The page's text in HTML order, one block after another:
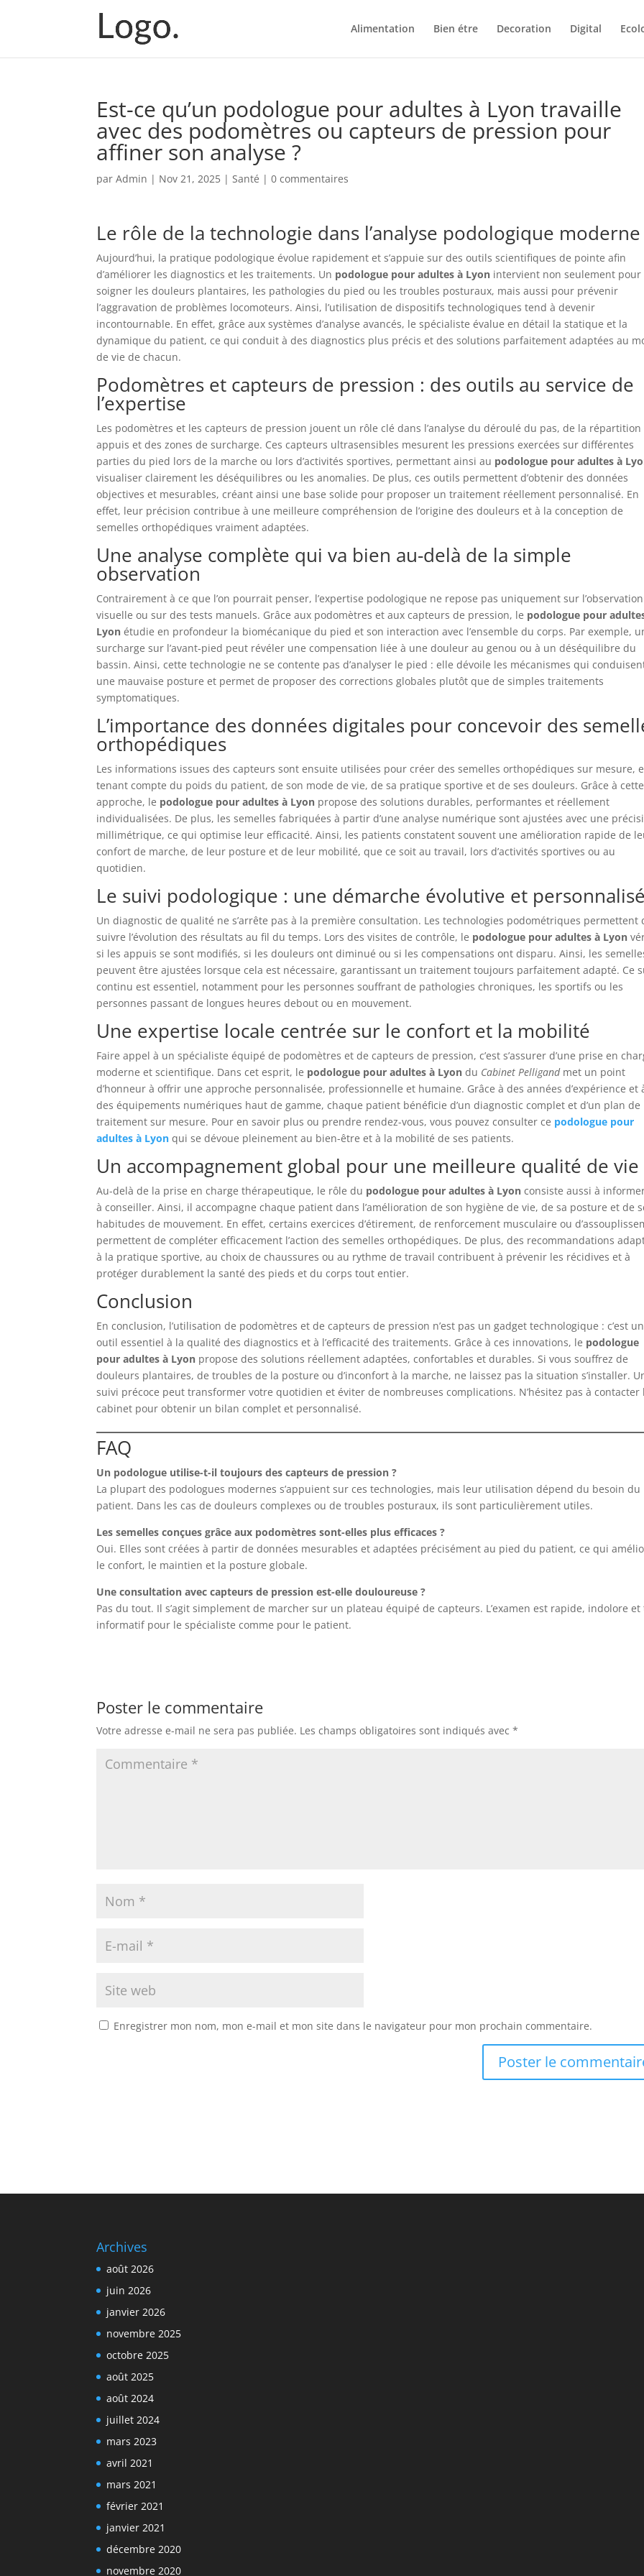
Alimentation Bien étre Decoration Digital
Est-ce qu’un podologue pour adultes à Lyon travaille
avec des podomètres ou capteurs de pression pour
affiner son analyse ?
parAdmin | Nov 21, 2025 |Santé |0 commentaires
Le rôle de la technologie dans l’analyse podologique moderne
Aujourd’hui, la pratique podologique évolue rapidement et s’appuie sur des outils scientifiques de pointe afin
d’améliorer les diagnostics et les traitements. Un podologue pour adultes à Lyon intervient non seulement pour
soigner les douleurs plantaires, les pathologies du pied ou les troubles posturaux, mais aussi pour prévenir
l’aggravation de problèmes locomoteurs. Ainsi, l’utilisation de dispositifs technologiques tend à devenir
incontournable. En effet, grâce aux systèmes d’analyse avancés, le spécialiste évalue en détail la statique et la
dynamique du patient, ce qui conduit à des diagnostics plus précis et des solutions parfaitement adaptées au
de vie de chacun.
Podomètres et capteurs de pression : des outils au service de
l’expertise
Les podomètres et les capteurs de pression jouent un rôle clé dans l’analyse du déroulé du pas, de la répartition
appuis et des zones de surcharge. Ces capteurs ultrasensibles mesurent les pressions exercées sur différentes
parties du pied lors de la marche ou lors d’activités sportives, permettant ainsi au podologue pour adultes à
visualiser clairement les déséquilibres ou les anomalies. De plus, ces outils permettent d’obtenir des données
objectives et mesurables, créant ainsi une base solide pour proposer un traitement réellement personnalisé. En
effet, leur précision contribue à une meilleure compréhension de l’origine des douleurs et à la conception de
semelles orthopédiques vraiment adaptées.
Une analyse complète qui va bien au-delà de la simple
observation
Contrairement à ce que l’on pourrait penser, l’expertise podologique ne repose pas uniquement sur l’observation
visuelle ou sur des tests manuels. Grâce aux podomètres et aux capteurs de pression, le podologue pour
Lyon étudie en profondeur la biomécanique du pied et son interaction avec l’ensemble du corps. Par exemple,
surcharge sur l’avant-pied peut révéler une compensation liée à une douleur au genou ou à un déséquilibre du
bassin. Ainsi, cette technologie ne se contente pas d’analyser le pied : elle dévoile les mécanismes qui
une mauvaise posture et permet de proposer des corrections globales plutôt que de simples traitements
symptomatiques.
L’importance des données digitales pour concevoir des
orthopédiques
Les informations issues des capteurs sont ensuite utilisées pour créer des semelles orthopédiques sur mesure,
tenant compte du poids du patient, de son mode de vie, de sa pratique sportive et de ses douleurs. Grâce à cette
approche, le podologue pour adultes à Lyon propose des solutions durables, performantes et réellement
individualisées. De plus, les semelles fabriquées à partir d’une analyse numérique sont ajustées avec une
millimétrique, ce qui optimise leur efficacité. Ainsi, les patients constatent souvent une amélioration rapide de
confort de marche, de leur posture et de leur mobilité, que ce soit au travail, lors d’activités sportives ou au
quotidien.
Le suivi podologique : une démarche évolutive et
Un diagnostic de qualité ne s’arrête pas à la première consultation. Les technologies podométriques permettent
suivre l’évolution des résultats au fil du temps. Lors des visites de contrôle, le podologue pour adultes à Lyon
si les appuis se sont modifiés, si les douleurs ont diminué ou si les compensations ont disparu. Ainsi, les
peuvent être ajustées lorsque cela est nécessaire, garantissant un traitement toujours parfaitement adapté. Ce
continu est essentiel, notamment pour les personnes souffrant de pathologies chroniques, les sportifs ou les
personnes passant de longues heures debout ou en mouvement.
Une expertise locale centrée sur le confort et la mobilité
Faire appel à un spécialiste équipé de podomètres et de capteurs de pression, c’est s’assurer d’une prise en
moderne et scientifique. Dans cet esprit, le podologue pour adultes à Lyon du Cabinet Pelligandmet un point
d’honneur à offrir une approche personnalisée, professionnelle et humaine. Grâce à des années d’expérience et
des équipements numériques haut de gamme, chaque patient bénéficie d’un diagnostic complet et d’un plan de
traitement sur mesure. Pour en savoir plus ou prendre rendez-vous, vous pouvez consulter ce podologue pour
adultes à Lyon qui se dévoue pleinement au bien-être et à la mobilité de ses patients.
Un accompagnement global pour une meilleure qualité de vie
Au-delà de la prise en charge thérapeutique, le rôle du podologue pour adultes à Lyon consiste aussi à
à conseiller. Ainsi, il accompagne chaque patient dans l’amélioration de son hygiène de vie, de sa posture et de
habitudes de mouvement. En effet, certains exercices d’étirement, de renforcement musculaire ou
permettent de compléter efficacement l’action des semelles orthopédiques. De plus, des recommandations
à la pratique sportive, au choix de chaussures ou au rythme de travail contribuent à prévenir les récidives et à
protéger durablement la santé des pieds et du corps tout entier.
Conclusion
En conclusion, l’utilisation de podomètres et de capteurs de pression n’est pas un gadget technologique : c’est un
outil essentiel à la qualité des diagnostics et à l’efficacité des traitements. Grâce à ces innovations, le podologue
pour adultes à Lyon propose des solutions réellement adaptées, confortables et durables. Si vous souffrez de
douleurs plantaires, de troubles de la posture ou d’inconfort à la marche, ne laissez pas la situation s’installer.
suivi précoce peut transformer votre quotidien et éviter de nombreuses complications. N’hésitez pas à contacter
cabinet pour obtenir un bilan complet et personnalisé.
FAQ
Un podologue utilise-t-il toujours des capteurs de pression ?
La plupart des podologues modernes s’appuient sur ces technologies, mais leur utilisation dépend du besoin du
patient. Dans les cas de douleurs complexes ou de troubles posturaux, ils sont particulièrement utiles.
Les semelles conçues grâce aux podomètres sont-elles plus efficaces ?
Oui. Elles sont créées à partir de données mesurables et adaptées précisément au pied du patient, ce qui
le confort, le maintien et la posture globale.
Une consultation avec capteurs de pression est-elle douloureuse ?
Pas du tout. Il s’agit simplement de marcher sur un plateau équipé de capteurs. L’examen est rapide, indolore et
informatif pour le spécialiste comme pour le patient.
Poster le commentaire
Votre adresse e-mail ne sera pas publiée. Les champs obligatoires sont indiqués avec*
Enregistrer mon nom, mon e-mail et mon site dans le navigateur pour mon prochain commentaire.
e
:
Archives
août 2026
juin 2026
janvier 2026
novembre 2025
octobre 2025
août 2025
août 2024
juillet 2024
mars 2023
avril 2021
mars 2021
février 2021
janvier 2021
décembre 2020
novembre 2020